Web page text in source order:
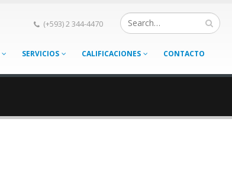
(+593) 2 344-4470
SERVICIOS CALIFICACIONES CONTACTO